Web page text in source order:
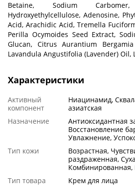
Betaine, Sodium
Hydroxyethylcellulose, Adenosine,
Acid, Arachidic Acid, Tremella
Perilla Ocymoides Seed Extract,
Glucan, Citrus Aurantium
Lavandula Angustifolia (Lavender) Oil,
Характеристики
Активный
компонент
Ниацинамид,
азиатская
Назначение
Антиоксидантная
Восстановление
Увлажнение,
Тип кожи
Возрастная,
раздраженная,
Тип товара
Крем для лица